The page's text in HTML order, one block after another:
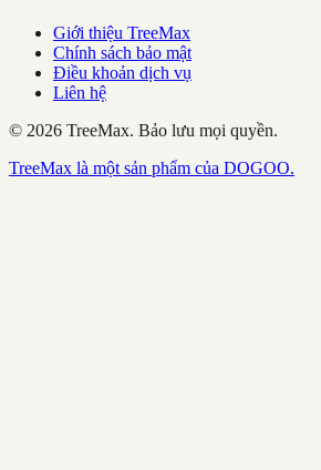
Giới thiệu TreeMax
Chính sách bảo mật
Điều khoản dịch vụ
Liên hệ
© 2026 TreeMax. Bảo lưu mọi quyền.
TreeMax là một sản phẩm của DOGOO.